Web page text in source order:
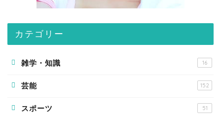
カテゴリー
雑学・知識 16
芸能 152
スポーツ 51